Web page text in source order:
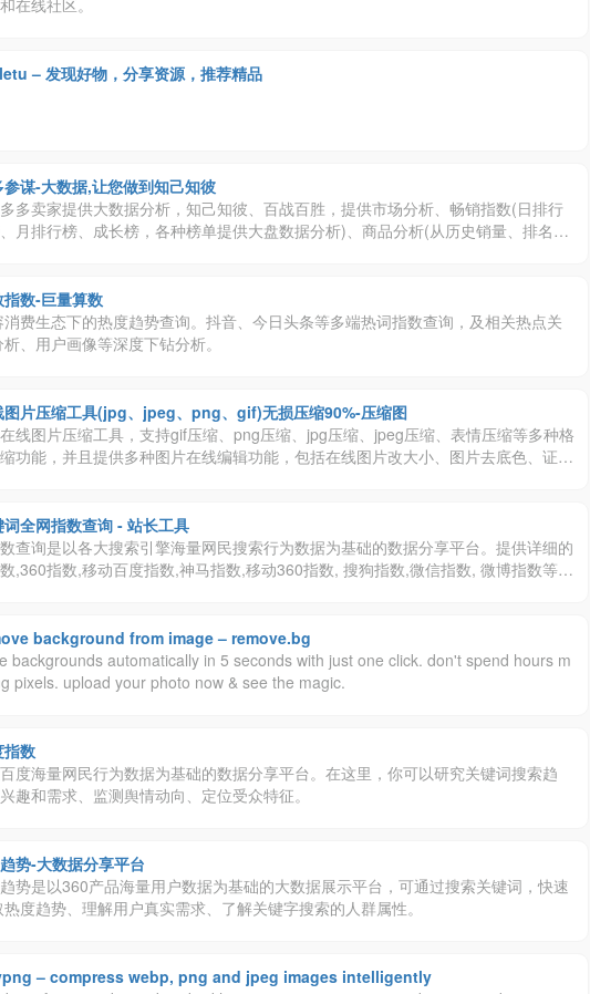
在线社区。
– 发现好物，分享资源，推荐精品
参谋-大数据,让您做到知己知彼
多卖家提供大数据分析，知己知彼、百战百胜，提供市场分析、畅销指数(日排行
月排行榜、成长榜，各种榜单提供大盘数据分析)、商品分析(从历史销量、排名、
不知道如何开车吗？)、店铺分析等等辅助功能
指数-巨量算数
消费生态下的热度趋势查询。抖音、今日头条等多端热词指数查询，及相关热点关
、用户画像等深度下钻分析。
图片压缩工具(jpg、jpeg、png、gif)无损压缩90%-压缩图
线图片压缩工具，支持gif压缩、png压缩、jpg压缩、jpeg压缩、表情压缩等多种格
功能，并且提供多种图片在线编辑功能，包括在线图片改大小、图片去底色、证件
损放大、图片转ico等功能，欢迎大家使用压缩图来在线图片处理！
词全网指数查询 - 站长工具
查询是以各大搜索引擎海量网民搜索行为数据为基础的数据分享平台。提供详细的
,360指数,移动百度指数,神马指数,移动360指数, 搜狗指数,微信指数, 微博指数等数
background from image – remove.bg
backgrounds automatically in 5 seconds with just one click. don't spend hours m
pixels. upload your photo now & see the magic.
指数
度海量网民行为数据为基础的数据分享平台。在这里，你可以研究关键词搜索趋
趣和需求、监测舆情动向、定位受众特征。
势-大数据分享平台
势是以360产品海量用户数据为基础的大数据展示平台，可通过搜索关键词，快速
度趋势、理解用户真实需求、了解关键字搜索的人群属性。
– compress webp, png and jpeg images intelligently